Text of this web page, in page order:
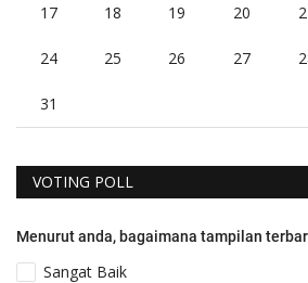
17 18 19 20
24 25 26 27
31
VOTING POLL
Menurut anda, bagaimana tampilan
Sangat Baik